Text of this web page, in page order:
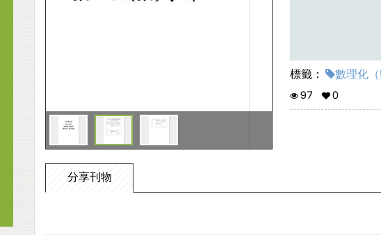
標籤：
數理化
97
0
分享刊物